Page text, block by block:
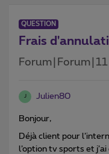
QUESTION
Frais
J Julien80
Bonjour,
Déjà client pour
l’option tv sports et